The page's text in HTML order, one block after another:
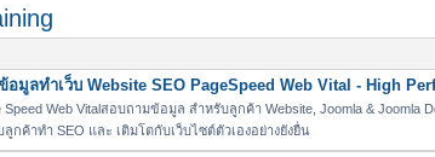
n
t
อมูลทำเว็บ Website SEO PageSpeed Web Vital - High
Speed Web Vitalสอบถามข้อมูล สำหรับลูกค้า Website, Joomla & Joomla
ลูกค้าทำ SEO และ เติมโตกับเว็บไซต์ตัวเองอย่างยังยื่น